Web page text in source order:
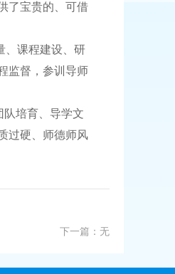
了宝贵的、可借
、课程建设、研
监督，参训导师
队培育、导学文
过硬、师德师风
下一篇：无